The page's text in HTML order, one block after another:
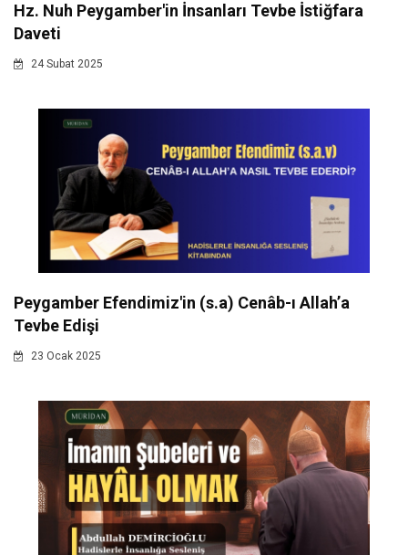
Hz. Nuh Peygamber'in İnsanları Tevbe İstiğfara
Daveti
24 Subat 2025
Peygamber Efendimiz'in (s.a) Cenâb-ı Allah’a
Tevbe Edişi
23 Ocak 2025